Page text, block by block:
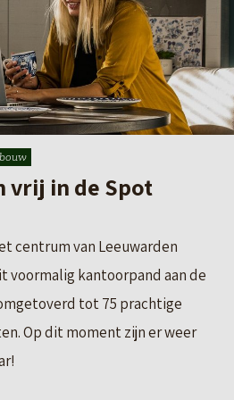
vrij in de Spot
centrum van Leeuwarden
voormalig kantoorpand aan de
tot 75 prachtige
Op dit moment zijn er weer